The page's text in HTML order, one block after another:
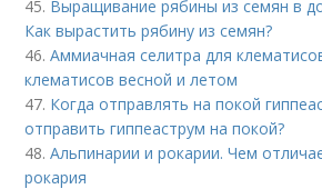
45. Выращивание рябины из семян в
Как вырастить рябину из семян?
46.Аммиачная селитра для
клематисов весной и летом
47. Когда отправлять на покой
отправить гиппеаструм на покой?
48.Альпинарии и рокарии. Чем
рокария